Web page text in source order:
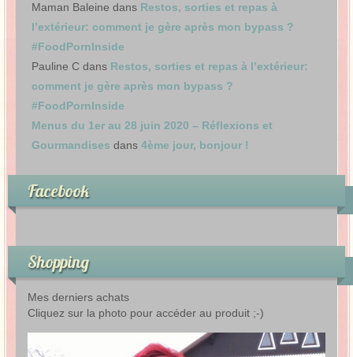
Maman Baleine dans Restos, sorties et repas à
l’extérieur: comment je gère après mon bypass ?
#FoodPornInside
Pauline C dans Restos, sorties et repas à l’extérieur:
comment je gère après mon bypass ?
#FoodPornInside
Menus du 1er au 28 juin 2020 – Réflexions et
Gourmandises dans 4ème jour, bonjour !
Facebook
Shopping
Mes derniers achats
Cliquez sur la photo pour accéder au produit ;-)